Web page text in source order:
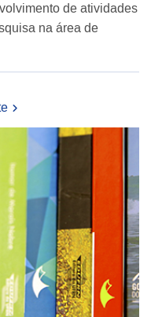
de atividades
na área de